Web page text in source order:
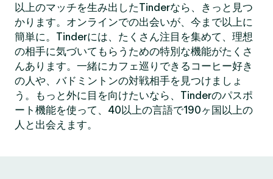
以上のマッチを生み出したTinderなら、きっと見つ
かります。オンラインでの出会いが、今まで以上に
簡単に。Tinderには、たくさん注目を集めて、理想
の相手に気づいてもらうための特別な機能がたくさ
んあります。一緒にカフェ巡りできるコーヒー好き
の人や、バドミントンの対戦相手を見つけましょ
う。もっと外に目を向けたいなら、Tinderのパスポ
ート機能を使って、40以上の言語で190ヶ国以上の
人と出会えます。